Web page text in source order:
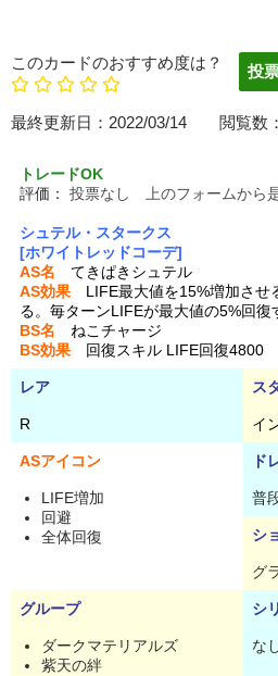
このカードのおすすめ度は？
最終更新日：2022/03/14 閲
トレードOK
評価：
投票なし 上のフォームから
シュテル・スタークス
[ホワイトレッドコーデ]
AS名 てきぱきシュテル
AS効果 LIFE最大値を15%増加させ
る。毎ターンLIFEが最大値の5%回復
BS名 ねこチャージ
BS効果 回復スキル LIFE回復4800
レア ス
R イ
ASアイコン ド
LIFE増加
回避
全体回復
普
シ
グ
グループ シ
ダークマテリアルズ
紫天の絆
な